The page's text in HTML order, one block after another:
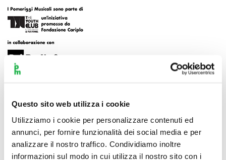
Questo sito web utilizza i cookie
Utilizziamo i cookie per personalizzare contenuti ed
annunci, per fornire funzionalità dei social media e per
analizzare il nostro traffico. Condividiamo inoltre
informazioni sul modo in cui utilizza il nostro sito con i